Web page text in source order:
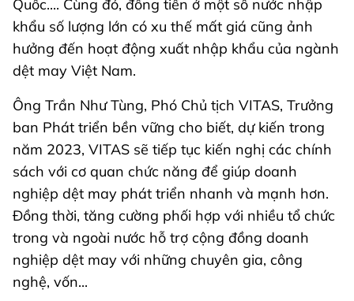
Quốc.... Cùng đó, đồng tiền ở một số nước nhập
khẩu số lượng lớn có xu thế mất giá cũng ảnh
hưởng đến hoạt động xuất nhập khẩu của ngành
dệt may Việt Nam.
Ông Trần Như Tùng, Phó Chủ tịch VITAS, Trưởng
ban Phát triển bền vững cho biết, dự kiến trong
năm 2023, VITAS sẽ tiếp tục kiến nghị các chính
sách với cơ quan chức năng để giúp doanh
nghiệp dệt may phát triển nhanh và mạnh hơn.
Đồng thời, tăng cường phối hợp với nhiều tổ chức
trong và ngoài nước hỗ trợ cộng đồng doanh
nghiệp dệt may với những chuyên gia, công
nghệ, vốn...